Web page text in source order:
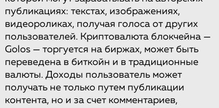
публикациях: текстах, изображениях,
видеороликах, получая голоса от других
пользователей. Криптовалюта блокчейна —
Golos — торгуется на биржах, может быть
переведена в биткойн и в традиционные
валюты. Доходы пользователь может
получать не только путем публикации
контента, но и за счет комментариев,